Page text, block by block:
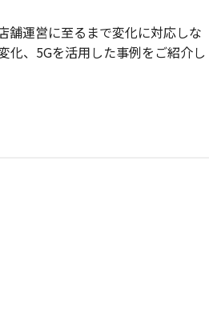
舗運営に至るまで変化に対応しな
化、5Gを活用した事例をご紹介し